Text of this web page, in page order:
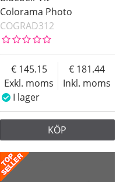
Colorama Photo
COGRAD312
Exkl. moms
145.15
Inkl. moms
181.44
I lager
KÖP